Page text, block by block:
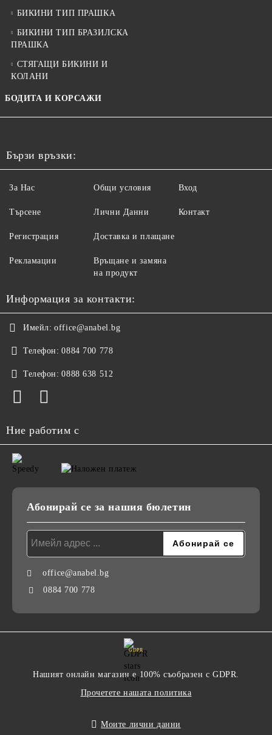
БИКИНИ ТИП ПРАШКА
БИКИНИ ТИП БРАЗИЛСКА
ПРАШКА
СТЯГАЩИ БИКИНИ И
КОЛАНИ
БОДИТА И КОРСАЖИ
Бързи връзки:
За Нас
Търсене
Регистрация
Рекламации
Общи условия
Лични Данни
Доставка и плащане
Връщане и замяна
на продукт
Вход
Контакт
Информация за контакти:
Имейл: office@anabel.bg
Телефон: 0884 700 778
Телефон: 0888 638 512
Ние работим с
Абонирай се за нашия бюлетин
office@anabel.bg
0884 700 778
GDPR
Нашият онлайн магазин е 100% съобразен с GDPR.
Прочетете нашата политика
Моите лични данни